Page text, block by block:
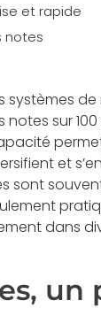
et rapide
notes
systèmes
sur 100
et
sont
dans
un